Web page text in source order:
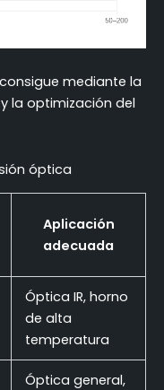
mediante la
la optimización del
óptica
Aplicación
adecuada
Óptica IR, horno
de alta
temperatura
Óptica general,